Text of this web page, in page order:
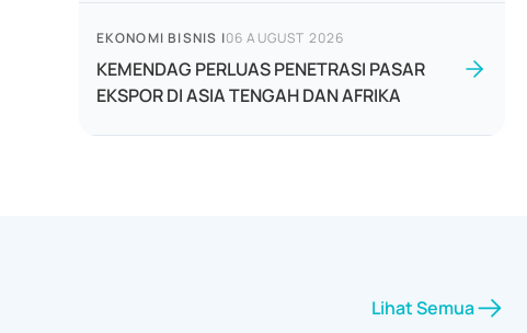
EKONOMI BISNIS |06 AUGUST 2026
KEMENDAG PERLUAS PENETRASI PASAR
EKSPOR DI ASIA TENGAH DAN AFRIKA
Lihat Semua